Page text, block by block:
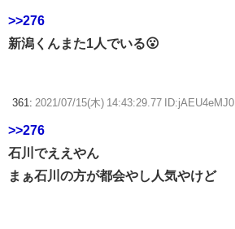
>>276
新潟くんまた1人でいる😮
361: 2021/07/15(木) 14:43:29.77 ID:jAEU4eMJ0
>>276
石川でええやん
まぁ石川の方が都会やし人気やけど